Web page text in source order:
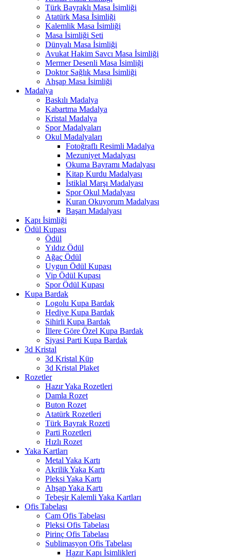
Türk Bayraklı Masa İsimliği
Atatürk Masa İsimliği
Kalemlik Masa İsimliği
Masa İsimliği Seti
Dünyalı Masa İsimliği
Avukat Hakim Savcı Masa İsimliği
Mermer Desenli Masa İsimliği
Doktor Sağlık Masa İsimliği
Ahşap Masa İsimliği
Madalya
Baskılı Madalya
Kabartma Madalya
Kristal Madalya
Spor Madalyaları
Okul Madalyaları
Fotoğraflı Resimli Madalya
Mezuniyet Madalyası
Okuma Bayramı Madalyası
Kitap Kurdu Madalyası
İstiklal Marşı Madalyası
Spor Okul Madalyası
Kuran Okuyorum Madalyası
Başarı Madalyası
Kapı İsimliği
Ödül Kupası
Ödül
Yıldız Ödül
Ağaç Ödül
Uygun Ödül Kupası
Vip Ödül Kupası
Spor Ödül Kupası
Kupa Bardak
Logolu Kupa Bardak
Hediye Kupa Bardak
Sihirli Kupa Bardak
İllere Göre Özel Kupa Bardak
Siyasi Parti Kupa Bardak
3d Kristal
3d Kristal Küp
3d Kristal Plaket
Rozetler
Hazır Yaka Rozetleri
Damla Rozet
Buton Rozet
Atatürk Rozetleri
Türk Bayrak Rozeti
Parti Rozetleri
Hızlı Rozet
Yaka Kartları
Metal Yaka Kartı
Akrilik Yaka Kartı
Pleksi Yaka Kartı
Ahşap Yaka Kartı
Tebeşir Kalemli Yaka Kartları
Ofis Tabelası
Cam Ofis Tabelası
Pleksi Ofis Tabelası
Pirinç Ofis Tabelası
Sublimasyon Ofis Tabelası
Hazır Kapı İsimlikleri